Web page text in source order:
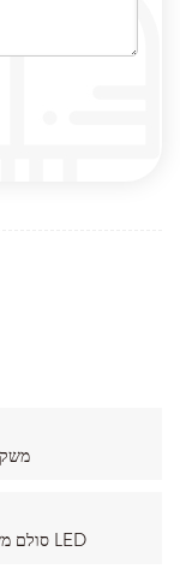
סולם משקל עוף אלקטרוני עם מחוון שקילה גדול LED